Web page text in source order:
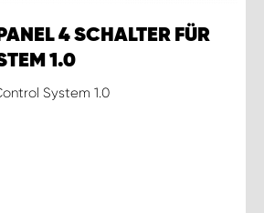
4 SCHALTER FÜR
1.0
System 1.0